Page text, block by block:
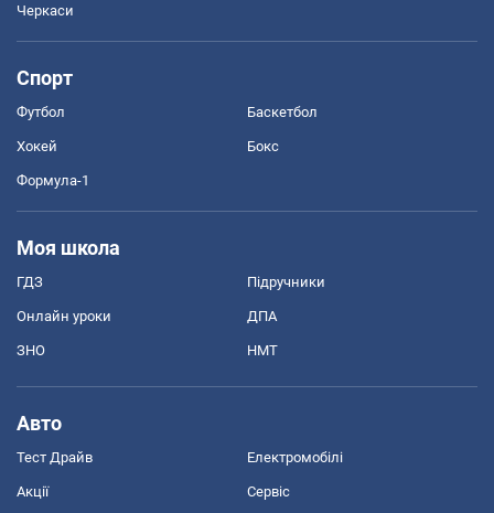
Черкаси
Спорт
Футбол Баскетбол
Хокей Бокс
Формула-1
Моя школа
ГДЗ Підручники
Онлайн уроки ДПА
ЗНО НМТ
Авто
Тест Драйв Електромобілі
Акції Сервіс